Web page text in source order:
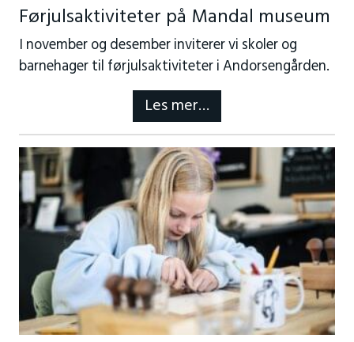
Førjulsaktiviteter på Mandal museum
I november og desember inviterer vi skoler og
barnehager til førjulsaktiviteter i Andorsengården.
Les mer…